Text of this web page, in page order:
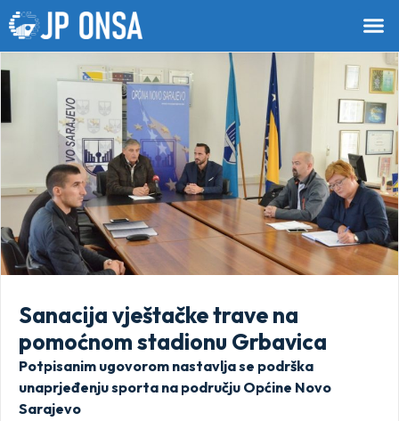
Sanacija vještačke trave na
pomoćnom stadionu Grbavica
Potpisanim ugovorom nastavlja se podrška
unaprjeđenju sporta na području Općine Novo
Sarajevo